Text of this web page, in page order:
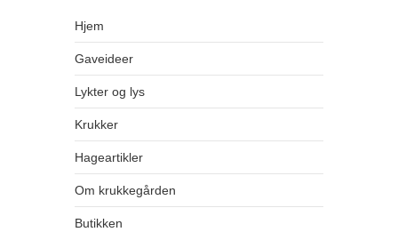
Hjem
Gaveideer
Lykter og lys
Krukker
Hageartikler
Om krukkegården
Butikken